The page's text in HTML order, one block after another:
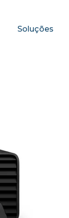
Soluções